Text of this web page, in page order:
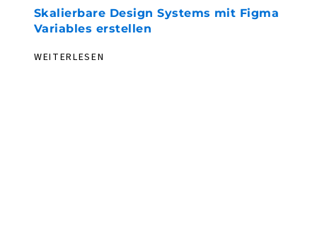
Skalierbare Design Systems mit Figma
Variables erstellen
WEITERLESEN